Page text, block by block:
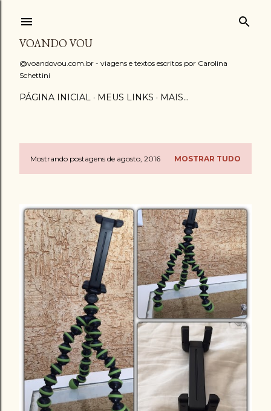
VOANDO VOU
@voandovou.com.br - viagens e textos escritos por Carolina
Schettini
PÁGINA INICIAL MEUS LINKS MAIS…
P
s
t
a
g
e
n
s
Mostrando postagens de agosto, 2016 MOSTRAR TUDO